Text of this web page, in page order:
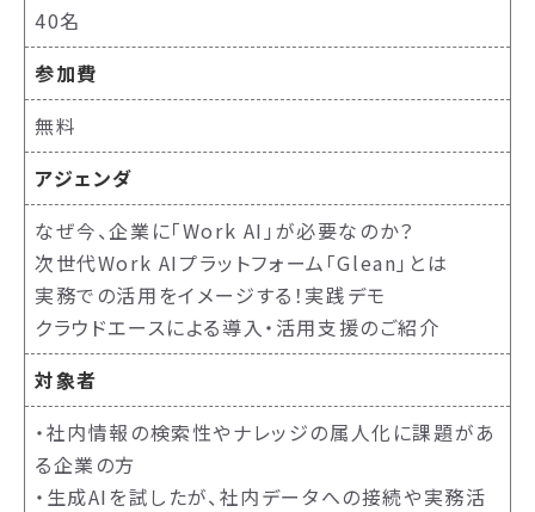
40名
参加費
無料
アジェンダ
なぜ今、企業に「Work AI」が必要なのか？
次世代Work AIプラットフォーム「Glean」とは
実務での活用をイメージする！実践デモ
クラウドエースによる導入・活用支援のご紹介
対象者
・社内情報の検索性やナレッジの属人化に課題があ
る企業の方
・生成AIを試したが、社内データへの接続や実務活